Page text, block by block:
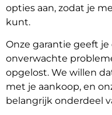
opties aan, zodat je
kunt.
Onze garantie geeft
onverwachte
opgelost. We willen
met je aankoop, en
belangrijk onderdeel